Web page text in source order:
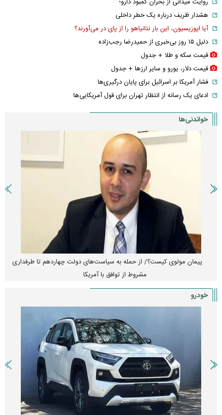
هشدار ظریف درباره یک خطر داخلی
آیا اپوزیسیون، این بار نتانیاهو را از پای در می‌آورند؟
دلیل ۱۵ روز بی‌خبری از حمیدرضا رجب‌زاده
قیمت سکه و طلا + جدول
قیمت دلار، یورو و سایر ارز‌ها + جدول
فشار آمریکا بر اسرائیل برای پایان درگیری‌ها
ادعای یک رسانه از انتظار تهران برای قول آمریکایی‌ها
خواندنی‌ها
پیمان مولوی کیست؟/ از حمله به سیاست‌های دولت چهاردهم تا طرفداری
مشروط از توافق با آمریکا
خودرو